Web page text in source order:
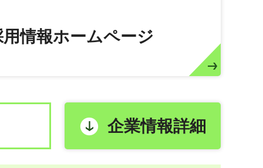
用情報ホームページ
企業情報詳細